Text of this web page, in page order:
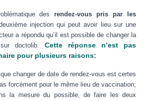
desrendez-vous pris par les
injection qui peut avoir lieu sur une
a répondu qu’il est possible de changer la
doctolib. Cette réponse n’est pas
pour plusieurs raisons:
changer de date de rendez-vous est certes
forcément pour le même lieu de vaccination;
la mesure du possible, de faire les deux